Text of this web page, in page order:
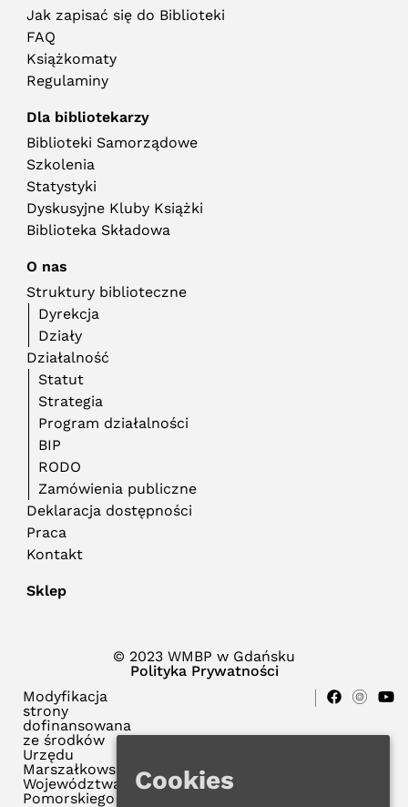
Jak zapisać się do Biblioteki
FAQ
Książkomaty
Regulaminy
Dla bibliotekarzy
Biblioteki Samorządowe
Szkolenia
Statystyki
Dyskusyjne Kluby Książki
Biblioteka Składowa
O nas
Struktury biblioteczne
Dyrekcja
Działy
Działalność
Statut
Strategia
Program działalności
BIP
RODO
Zamówienia publiczne
Deklaracja dostępności
Praca
Kontakt
Sklep
© 2023 WMBP w Gdańsku
Polityka Prywatności
Modyfikacja
strony
dofinansowana
ze środków
Urzędu
Marszałkowskiego
Województwa
Pomorskiego
Cookies